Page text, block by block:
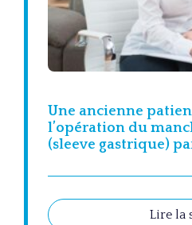
Une ancienne
l’opération du
(sleeve gastrique)
Lire la